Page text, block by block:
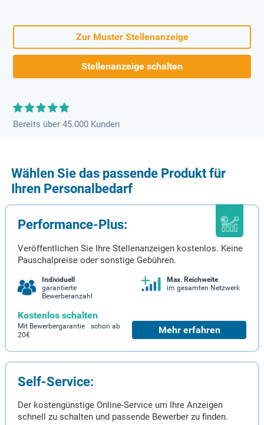
Zur Muster Stellenanzeige
Stellenanzeige schalten
Bereits über 45.000 Kunden
Wählen Sie das passende Produkt für
Ihren Personalbedarf
Performance-Plus:
Veröffentlichen Sie Ihre Stellenanzeigen kostenlos. Keine
Pauschalpreise oder sonstige Gebühren.
Individuell
garantierte
Bewerberanzahl
Max. Reichweite
im gesamten Netzwerk
Kostenlos schalten
Mit Bewerbergarantie schon ab
20€
Mehr erfahren
Self-Service:
Der kostengünstige Online-Service um Ihre Anzeigen
schnell zu schalten und passende Bewerber zu finden.